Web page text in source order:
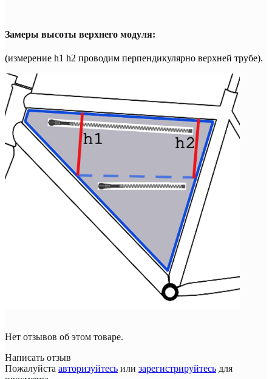
Замеры высоты верхнего модуля:
(измерение h1 h2 проводим перпендикулярно верхней трубе).
Нет отзывов об этом товаре.
Написать отзыв
Пожалуйста авторизуйтесь или зарегистрируйтесь для